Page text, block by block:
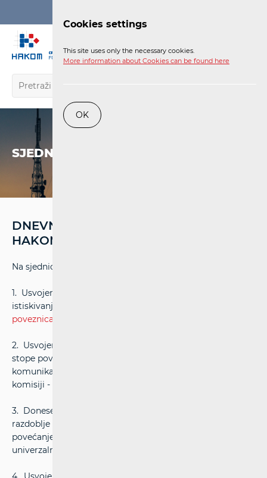
SJEDNICE
DNEVNI RED SJEDNICE VIJEĆA
HAKOM-A OD 24. LISTOPADA 2024.
Na sjednici Vijeća HAKOM-a održanoj 24. listopada 2024.
1. Usvojen je prijedlog dokumenta Metodologija testa
istiskivanja marže, u svrhu notifikacije Europskoj komisiji -
poveznica
2. Usvojen je prijedlog odluke u postupku određivanja
stope povrata uloženog kapitala za usluge u javnoj
komunikacijskoj mreži, u svrhu notifikacije Europskoj
komisiji -
3. Donesena je odluka kojom se HP-Hrvatskoj pošti d.d. za
razdoblje do 31. prosinca 2025. odobrava dodatno
povećanje ponderirane cijene košarice usluga iz opsega
univerzalne usluge -
Cookies settings
This site uses only the necessary cookies.
More information about Cookies can be found here
OK